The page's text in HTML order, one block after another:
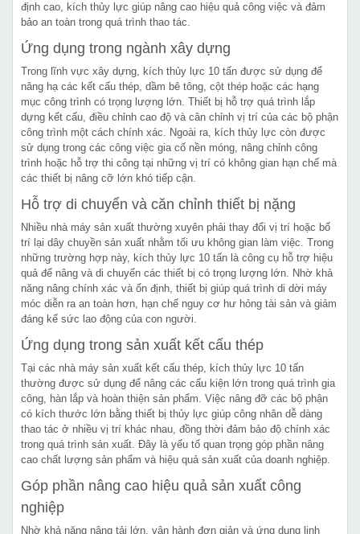
định cao, kích thủy lực giúp nâng cao hiệu quả công việc và đảm
bảo an toàn trong quá trình thao tác.
Ứng dụng trong ngành xây dựng
Trong lĩnh vực xây dựng, kích thủy lực 10 tấn được sử dụng để
nâng hạ các kết cấu thép, dầm bê tông, cột thép hoặc các hạng
mục công trình có trọng lượng lớn. Thiết bị hỗ trợ quá trình lắp
dựng kết cấu, điều chỉnh cao độ và cân chỉnh vị trí của các bộ phận
công trình một cách chính xác. Ngoài ra, kích thủy lực còn được
sử dụng trong các công việc gia cố nền móng, nâng chỉnh công
trình hoặc hỗ trợ thi công tại những vị trí có không gian hạn chế mà
các thiết bị nâng cỡ lớn khó tiếp cận.
Hỗ trợ di chuyển và căn chỉnh thiết bị nặng
Nhiều nhà máy sản xuất thường xuyên phải thay đổi vị trí hoặc bố
trí lại dây chuyền sản xuất nhằm tối ưu không gian làm việc. Trong
những trường hợp này, kích thủy lực 10 tấn là công cụ hỗ trợ hiệu
quả để nâng và di chuyển các thiết bị có trọng lượng lớn. Nhờ khả
năng nâng chính xác và ổn định, thiết bị giúp quá trình di dời máy
móc diễn ra an toàn hơn, hạn chế nguy cơ hư hỏng tài sản và giảm
đáng kể sức lao động của con người.
Ứng dụng trong sản xuất kết cấu thép
Tại các nhà máy sản xuất kết cấu thép, kích thủy lực 10 tấn
thường được sử dụng để nâng các cấu kiện lớn trong quá trình gia
công, hàn lắp và hoàn thiện sản phẩm. Việc nâng đỡ các bộ phận
có kích thước lớn bằng thiết bị thủy lực giúp công nhân dễ dàng
thao tác ở nhiều vị trí khác nhau, đồng thời đảm bảo độ chính xác
trong quá trình sản xuất. Đây là yếu tố quan trọng góp phần nâng
cao chất lượng sản phẩm và hiệu quả sản xuất của doanh nghiệp.
Góp phần nâng cao hiệu quả sản xuất công
nghiệp
Nhờ khả năng nâng tải lớn, vận hành đơn giản và ứng dụng linh